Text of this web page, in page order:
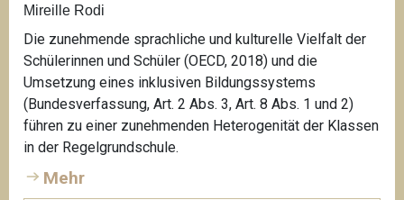
Mireille Rodi
Die zunehmende sprachliche und kulturelle Vielfalt der
Schülerinnen und Schüler (OECD, 2018) und die
Umsetzung eines inklusiven Bildungssystems
(Bundesverfassung, Art. 2 Abs. 3, Art. 8 Abs. 1 und 2)
führen zu einer zunehmenden Heterogenität der Klassen
in der Regelgrundschule.
Mehr